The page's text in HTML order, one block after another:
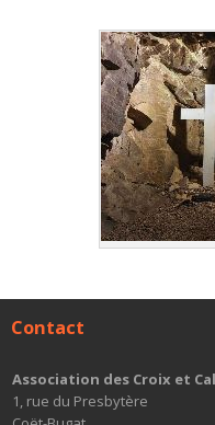
Contact
Association des Croix et
1, rue du Presbytère